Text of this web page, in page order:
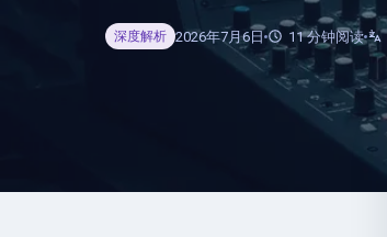
深度解析 2026年7月6日 11 分钟阅读